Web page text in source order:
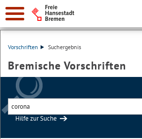
Vorschriften Suchergebnis
Bremische Vorschriften
Hilfe zur Suche